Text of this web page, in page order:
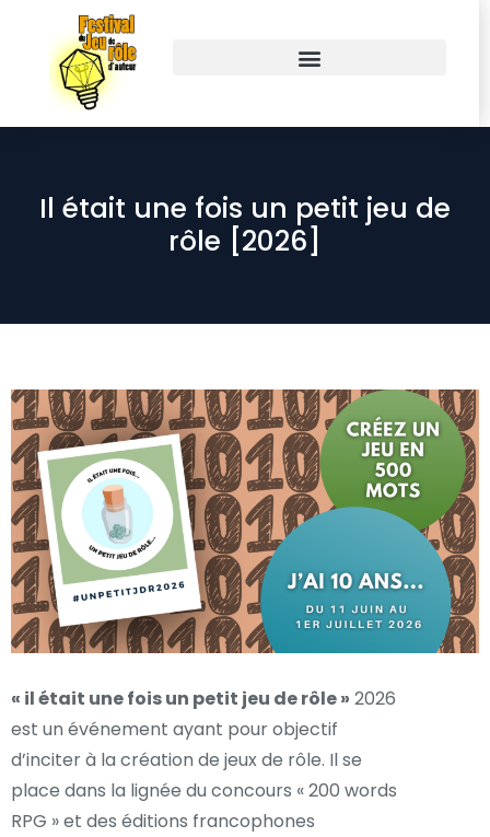
Il était une fois un petit jeu de
rôle [2026]
« il était une fois un petit jeu de rôle » 2026
est un événement ayant pour objectif
d’inciter à la création de jeux de rôle. Il se
place dans la lignée du concours « 200 words
RPG » et des éditions francophones